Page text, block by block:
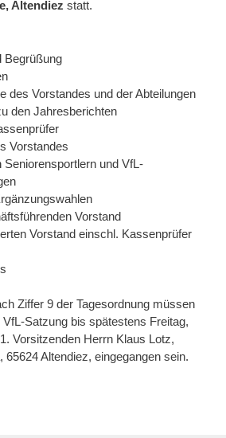
Altendiez statt.
Begrüßung
des Vorstandes und der Abteilungen
den Jahresberichten
Vorstandes
Seniorensportlern und VfL-
Vorstand
Vorstand einschl. Kassenprüfer
Ziffer 9 der Tagesordnung müssen
Satzung bis spätestens Freitag,
Vorsitzenden Herrn Klaus Lotz,
Altendiez, eingegangen sein.